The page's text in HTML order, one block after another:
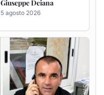
Bastianino Taras
4 agosto 2026